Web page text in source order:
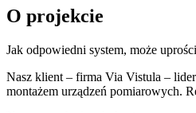
O projekcie
Jak odpowiedni system, może
Nasz klient – firma Via Vistula –
montażem urządzeń pomiarowych.